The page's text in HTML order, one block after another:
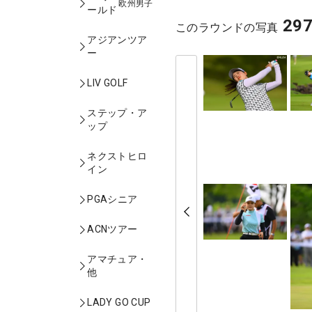
ールド
欧州男子
アジアンツア
ー
LIV GOLF
ステップ・ア
ップ
ネクストヒロ
イン
PGAシニア
ACNツアー
アマチュア・
他
LADY GO CUP
このラウンドの写真